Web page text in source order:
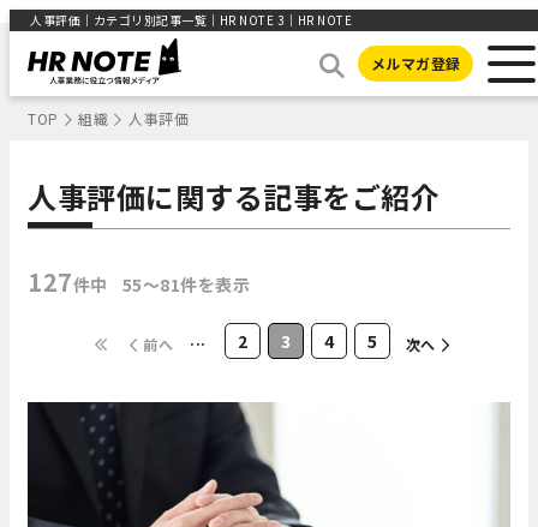
人事評価｜カテゴリ別記事一覧｜HR NOTE 3｜HR NOTE
メルマガ登録
TOP 組織 人事評価
人事評価に関する記事をご紹介
127件中 55〜81件を表示
前へ ... 2 3 4 5 次へ